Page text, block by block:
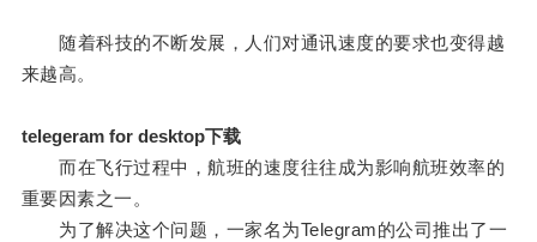
随着科技的不断发展，人们对通讯速度的要求也变得越
来越高。
telegeram for desktop下载
而在飞行过程中，航班的速度往往成为影响航班效率的
重要因素之一。
为了解决这个问题，一家名为Telegram的公司推出了一